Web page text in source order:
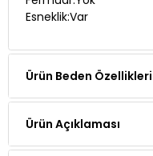
Ürün Beden Özellikleri
Ürün Açıklaması
Teslimat